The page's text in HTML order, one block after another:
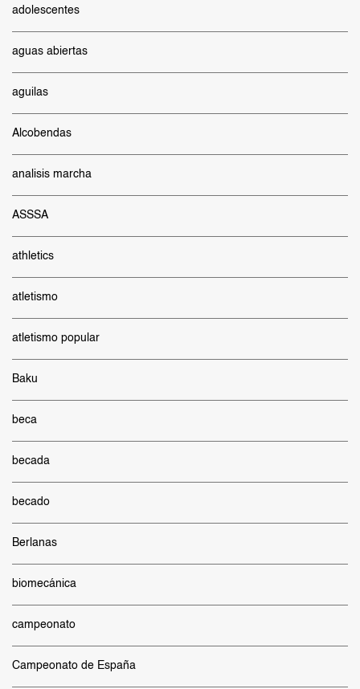
adolescentes
aguas abiertas
aguilas
Alcobendas
analisis marcha
ASSSA
athletics
atletismo
atletismo popular
Baku
beca
becada
becado
Berlanas
biomecánica
campeonato
Campeonato de España